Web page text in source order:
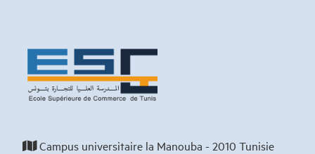
Campus universitaire la Manouba - 2010 Tunisie